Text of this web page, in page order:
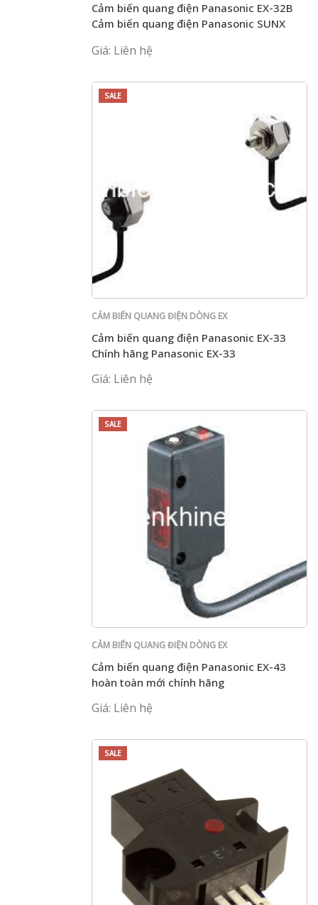
Cảm biến quang điện Panasonic EX-32B
Cảm biến quang điện Panasonic SUNX
Giá: Liên hệ
SALE
CẢM BIẾN QUANG ĐIỆN DÒNG EX
Cảm biến quang điện Panasonic EX-33
Chính hãng Panasonic EX-33
Giá: Liên hệ
SALE
CẢM BIẾN QUANG ĐIỆN DÒNG EX
Cảm biến quang điện Panasonic EX-43
hoàn toàn mới chính hãng
Giá: Liên hệ
SALE